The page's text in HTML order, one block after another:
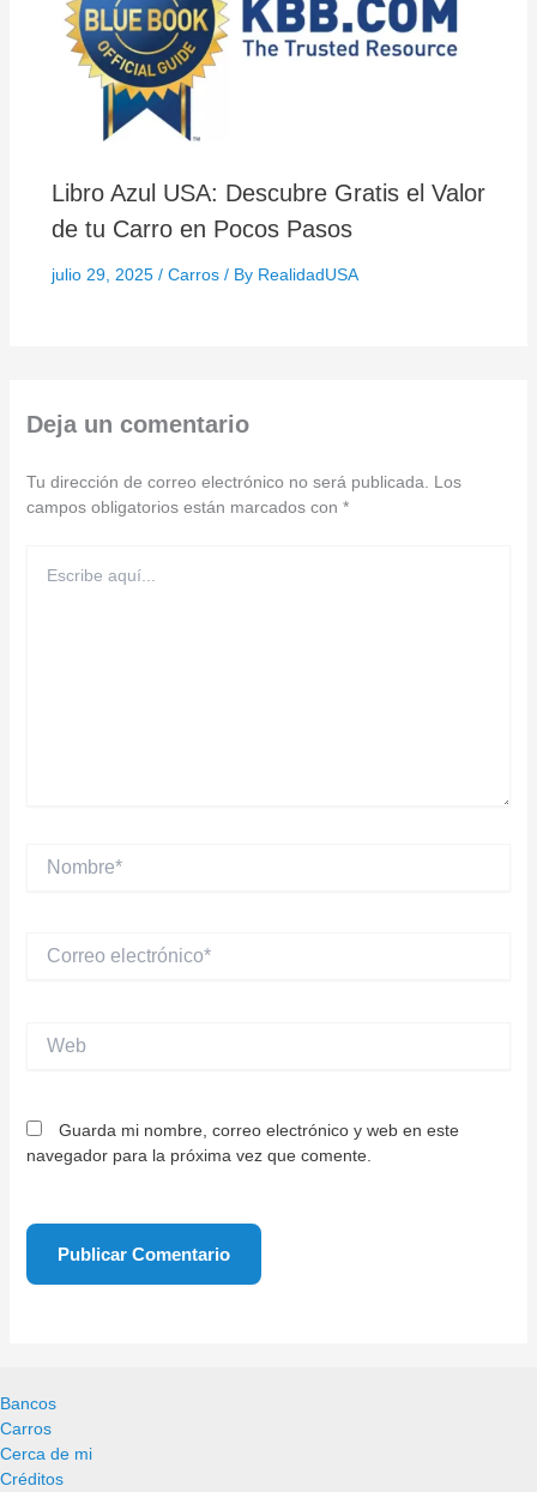
Libro Azul USA: Descubre Gratis el Valor
de tu Carro en Pocos Pasos
julio 29, 2025 / Carros/ By RealidadUSA
Deja un comentario
Tu dirección de correo electrónico no será publicada.
Los
campos obligatorios están marcados con *
aquí...
electrónico*
Guarda mi nombre, correo electrónico y web en este
navegador para la próxima vez que comente.
Bancos
Carros
Cerca de mi
Créditos